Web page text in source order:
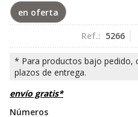
en oferta
Ref.: 5266
envío gratis*
Números